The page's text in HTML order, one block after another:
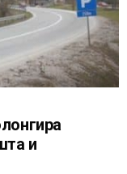
и